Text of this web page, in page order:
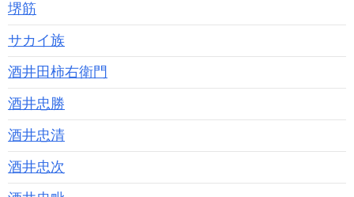
堺筋
サカイ族
酒井田柿右衛門
酒井忠勝
酒井忠清
酒井忠次